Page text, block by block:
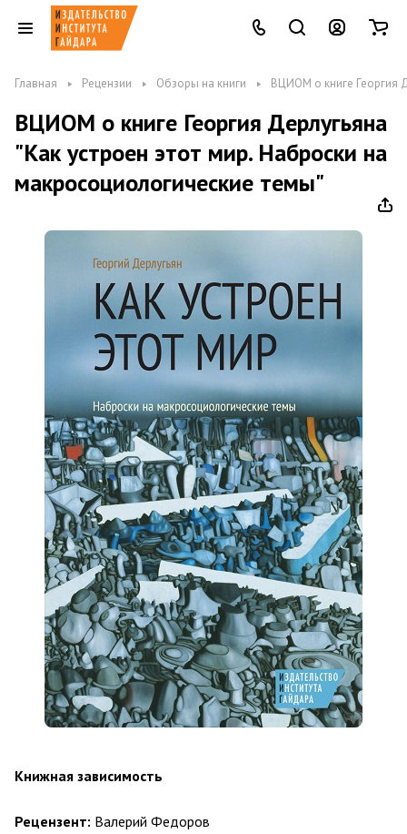
Главная Рецензии Обзоры на книги ВЦИОМ о книге Георгия
ВЦИОМ о книге Георгия Дерлугьяна
"Как устроен этот мир. Наброски на
макросоциологические темы"
Книжная зависимость
Рецензент: Валерий Федоров